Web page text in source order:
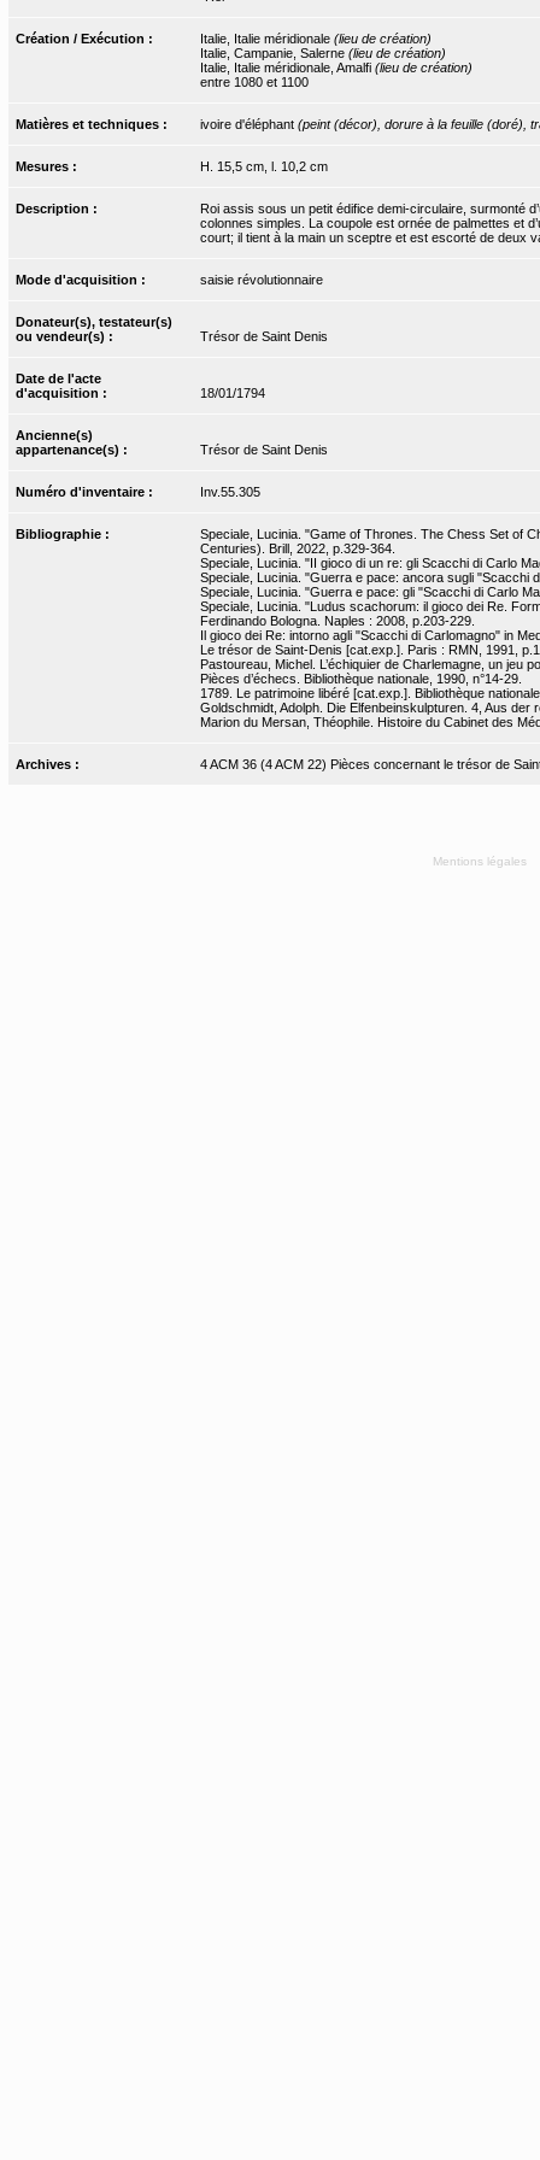
Création / Exécution : Italie, Italie méridionale (lieu de création)
Italie, Campanie, Salerne (lieu de création)
Italie, Italie méridionale, Amalfi (lieu de création)
entre 1080 et 1100
Matières et techniques : ivoire d'éléphant (peint (décor), dorure à la feuille (doré),
Mesures : H. 15,5 cm, l. 10,2 cm
Description :
Roi assis sous un petit édifice demi-circulaire, surmonté
colonnes simples. La coupole est ornée de palmettes et
court; il tient à la main un sceptre et est escorté de deux
Mode d'acquisition : saisie révolutionnaire
Donateur(s), testateur(s)
ou vendeur(s) :
Trésor de Saint Denis
Date de l'acte
d'acquisition :
18/01/1794
Ancienne(s)
appartenance(s) :
Trésor de Saint Denis
Numéro d'inventaire : Inv.55.305
Bibliographie :
Speciale, Lucinia. "Game of Thrones. The Chess Set of
Centuries). Brill, 2022, p.329-364.
Speciale, Lucinia. "II gioco di un re: gli Scacchi di Carlo
Speciale, Lucinia. "Guerra e pace: ancora sugli "Scacchi
Speciale, Lucinia. "Guerra e pace: gli "Scacchi di Carlo
Speciale, Lucinia. "Ludus scachorum: il gioco dei Re.
Ferdinando Bologna. Naples : 2008, p.203-229.
Il gioco dei Re: intorno agli "Scacchi di Carlomagno" in
Le trésor de Saint-Denis [cat.exp.]. Paris : RMN, 1991,
Pastoureau, Michel. L’échiquier de Charlemagne, un jeu
Pièces d’échecs. Bibliothèque nationale, 1990, n°14-29.
1789. Le patrimoine libéré [cat.exp.]. Bibliothèque
Goldschmidt, Adolph. Die Elfenbeinskulpturen. 4, Aus
Marion du Mersan, Théophile. Histoire du Cabinet des
Archives : 4 ACM 36 (4 ACM 22) Pièces concernant le trésor de
Mentions légales